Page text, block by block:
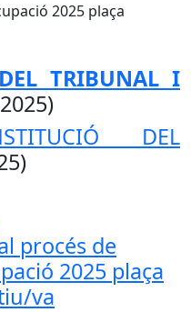
2025 plaça
TRIBUNAL I
DEL
procés de
2025 plaça
va